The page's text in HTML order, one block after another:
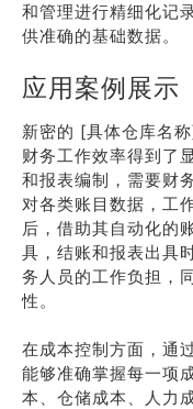
和管理进行精细化记
供准确的基础数据。
应用案例展示
新密的 [具体仓库名
财务工作效率得到了
和报表编制，需要财
对各类账目数据，工
后，借助其自动化的
具，结账和报表出具
务人员的工作负担，
性。
在成本控制方面，通
能够准确掌握每一项
本、仓储成本、人力